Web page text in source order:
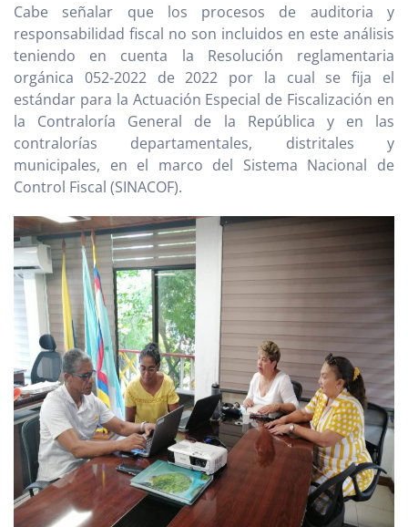
Cabe señalar que los procesos de auditoria y
responsabilidad fiscal no son incluidos en este análisis
teniendo en cuenta la Resolución reglamentaria
orgánica 052-2022 de 2022 por la cual se fija el
estándar para la Actuación Especial de Fiscalización en
la Contraloría General de la República y en las
contralorías departamentales, distritales y
municipales, en el marco del Sistema Nacional de
Control Fiscal (SINACOF).